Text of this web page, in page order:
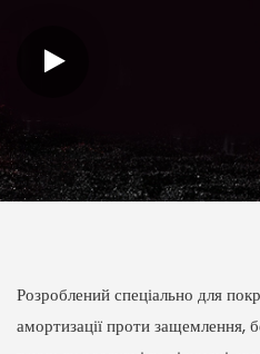
Розроблений спеціально для
амортизації проти защемлення,